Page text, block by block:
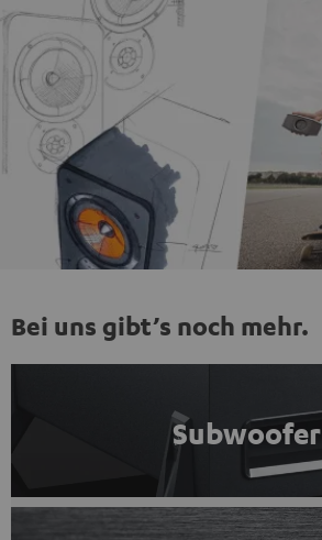
Bei uns gibt’s noch mehr.
Subwoofer